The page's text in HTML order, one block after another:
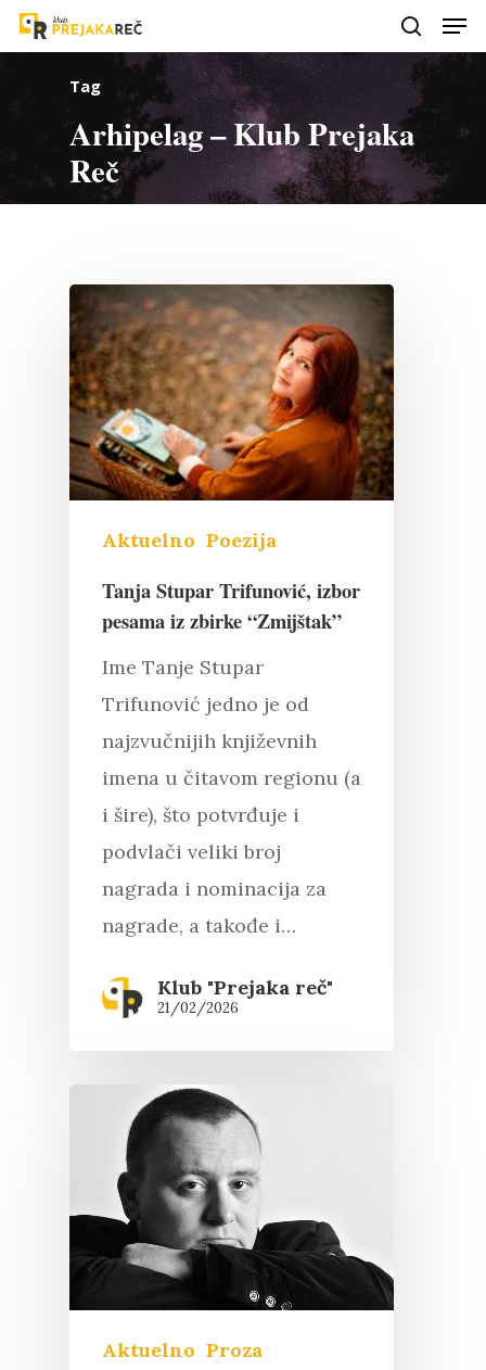
Tag
Arhipelag – Klub Prejaka
Reč
Aktuelno Poezija
Tanja Stupar Trifunović, izbor
pesama iz zbirke “Zmijštak”
Ime Tanje Stupar
Trifunović jedno je od
najzvučnijih književnih
imena u čitavom regionu (a
i šire), što potvrđuje i
podvlači veliki broj
nagrada i nominacija za
nagrade, a takođe i…
Klub "Prejaka reč"
21/02/2026
Aktuelno Proza